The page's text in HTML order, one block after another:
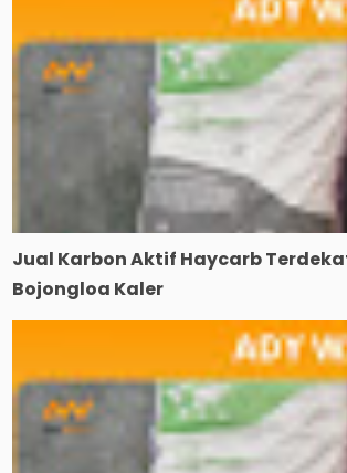
Jual Karbon Aktif Haycarb
Bojongloa Kaler